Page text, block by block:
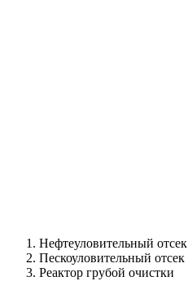
Нефтеуловительный отсек
Пескоуловительный отсек
Реактор грубой очистки